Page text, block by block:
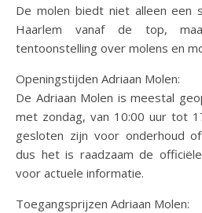
De molen biedt niet alleen een
Haarlem vanaf de top,
tentoonstelling over molens en
Openingstijden Adriaan Molen:
De Adriaan Molen is meestal
met zondag, van 10:00 uur tot
gesloten zijn voor onderhoud
dus het is raadzaam de
voor actuele informatie.
Toegangsprijzen Adriaan Molen: